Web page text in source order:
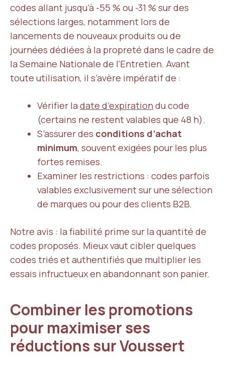
codes allant jusqu’à -55 % ou -31 % sur des
sélections larges, notamment lors de
lancements de nouveaux produits ou de
journées dédiées à la propreté dans le cadre de
la Semaine Nationale de l’Entretien. Avant
toute utilisation, il s’avère impératif de :
Vérifier la date d’expiration du code
(certains ne restent valables que 48 h).
S’assurer des conditions d’achat
minimum, souvent exigées pour les plus
fortes remises.
Examiner les restrictions : codes parfois
valables exclusivement sur une sélection
de marques ou pour des clients B2B.
Notre avis : la fiabilité prime sur la quantité de
codes proposés. Mieux vaut cibler quelques
codes triés et authentifiés que multiplier les
essais infructueux en abandonnant son panier.
Combiner les promotions
pour maximiser ses
réductions sur Voussert